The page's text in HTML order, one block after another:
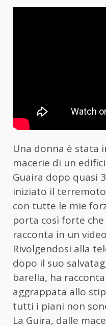
Una donna è stata
macerie di un
Guaira dopo quasi
iniziato il
con tutte le mie
porta così forte
racconta in un
Rivolgendosi alla
dopo il suo
barella, ha
aggrappata allo
tutti i piani non
La Guira, dalle